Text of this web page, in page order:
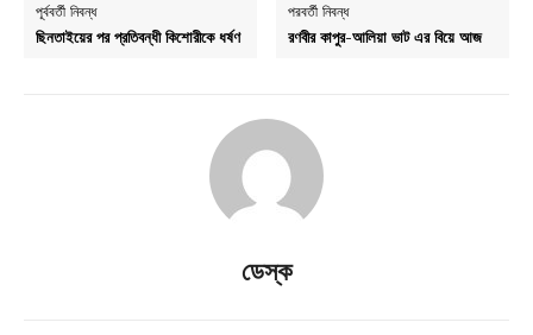
পূর্ববর্তী নিবন্ধ
ছিনতাইয়ের পর প্রতিবন্ধী কিশোরীকে ধর্ষণ
পরবর্তী নিবন্ধ
রণবীর কাপুর-আলিয়া ভাট এর বিয়ে আজ
ডেস্ক